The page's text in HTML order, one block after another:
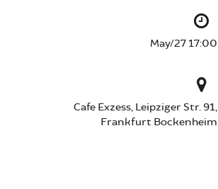
May/27 17:00
Cafe Exzess, Leipziger Str. 91,
Frankfurt Bockenheim